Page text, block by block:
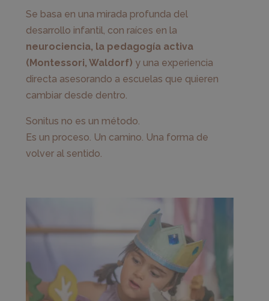
Se basa en una mirada profunda del
desarrollo infantil, con raíces en la
neurociencia, la pedagogía activa
(Montessori, Waldorf) y una experiencia
directa asesorando a escuelas que quieren
cambiar desde dentro.
Sonitus no es un método.
Es un proceso. Un camino. Una forma de
volver al sentido.